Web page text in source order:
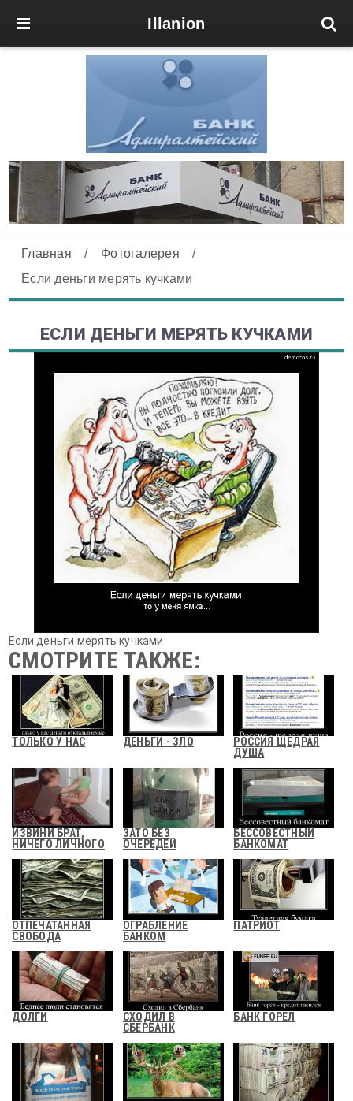
Illanion
Главная / Фотогалерея
/
Если деньги мерять кучками
ЕСЛИ ДЕНЬГИ МЕРЯТЬ КУЧКАМИ
Если деньги мерять кучками
СМОТРИТЕ ТАКЖЕ:
ТОЛЬКО У НАС ДЕНЬГИ - ЗЛО
РОССИЯ ЩЕДРАЯ
ДУША
ИЗВИНИ БРАТ,
НИЧЕГО ЛИЧНОГО
ЗАТО БЕЗ
ОЧЕРЕДЕЙ
БЕССОВЕСТНЫЙ
БАНКОМАТ
ОТПЕЧАТАННАЯ
СВОБОДА
ОГРАБЛЕНИЕ
БАНКОМ
ПАТРИОТ
ДОЛГИ
СХОДИЛ В
СБЕРБАНК
БАНК ГОРЕЛ